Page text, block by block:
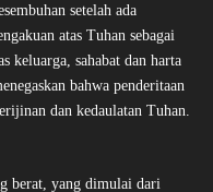
setelah ada
atas Tuhan sebagai
keluarga, sahabat dan harta
bahwa penderitaan
dan kedaulatan Tuhan.
berat, yang dimulai dari